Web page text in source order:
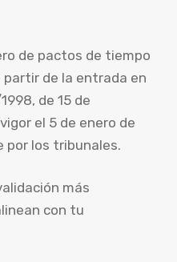
de pactos de tiempo
de la entrada en
de 15 de
el 5 de enero de
por los tribunales.
más
con tu